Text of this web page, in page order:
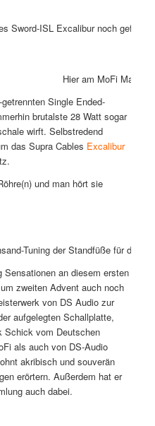
Sword-ISL Excalibur noch
Hier am MoFi
Single Ended-
brutalste 28 Watt sogar
wirft. Selbstredend
das Supra Cables Excalibur
und man hört sie
Tuning der Standfüße für die
an diesem ersten
zweiten Advent auch noch
von DS Audio zur
aufgelegten Schallplatte,
Schick vom Deutschen
als auch von DS-Audio
akribisch und souverän
erörtern. Außerdem hat er
auch dabei.